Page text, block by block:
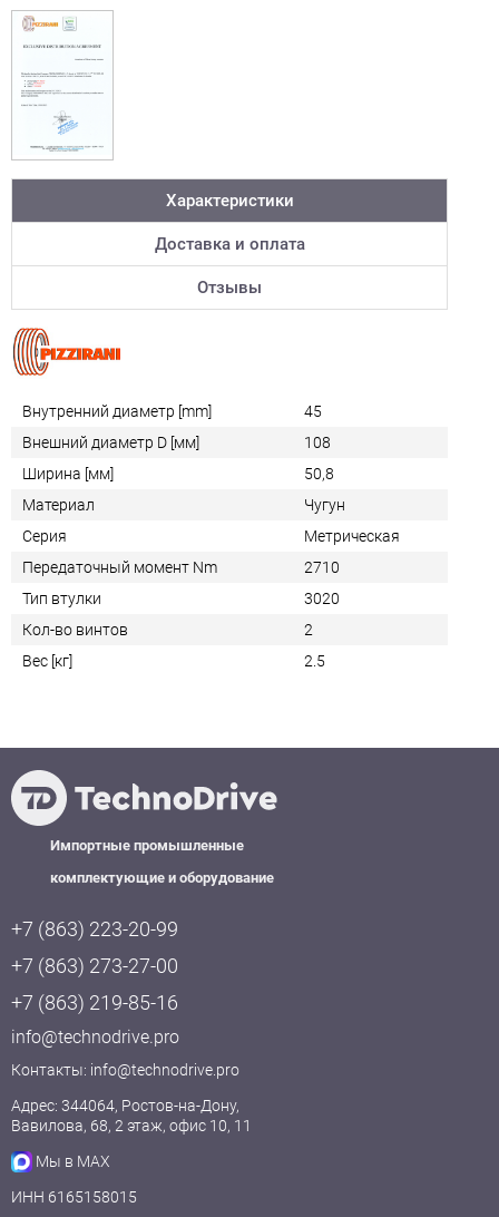
Характеристики
Доставка и оплата
Отзывы
Внутренний диаметр [mm]
45
Внешний диаметр D [мм]
108
Ширина [мм]
50,8
Материал
Чугун
Серия
Метрическая
Передаточный момент Nm
2710
Тип втулки
3020
Кол-во винтов
2
Вес [кг]
2.5
Импортные промышленные
комплектующие и оборудование
+7 (863) 223-20-99
+7 (863) 273-27-00
+7 (863) 219-85-16
info@technodrive.pro
Контакты: info@technodrive.pro
Адрес: 344064, Ростов-на-Дону,
Вавилова, 68, 2 этаж, офис 10, 11
Мы в MAX
ИНН 6165158015